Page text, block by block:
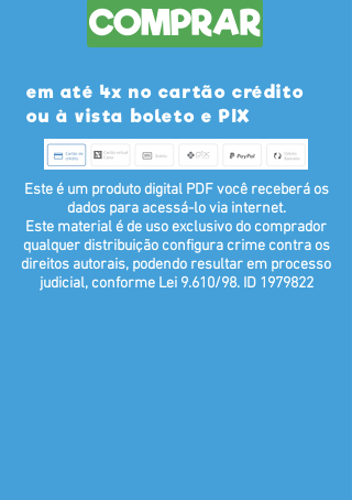
COMPRAR
em até 4x no cartão crédito
ou à vista boleto e PIX
Este é um produto digital PDF você receberá os
dados para acessá-lo via internet.
Este material é de uso exclusivo do comprador
qualquer distribuição configura crime contra os
direitos autorais, podendo resultar em processo
judicial, conforme Lei 9.610/98. ID 1979822